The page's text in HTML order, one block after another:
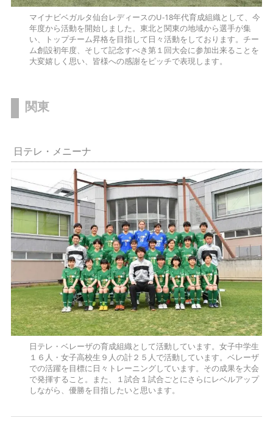
マイナビベガルタ仙台レディースのU-18年代育成組織として、今
年度から活動を開始しました。東北と関東の地域から選手が集
い、トップチーム昇格を目指して日々活動をしております。チー
ム創設初年度、そして記念すべき第１回大会に参加出来ることを
大変嬉しく思い、皆様への感謝をピッチで表現します。
関東
日テレ・メニーナ
日テレ・ベレーザの育成組織として活動しています。女子中学生
１６人・女子高校生９人の計２５人で活動しています。ベレーザ
での活躍を目標に日々トレーニングしています。その成果を大会
で発揮すること。また、１試合１試合ごとにさらにレベルアップ
しながら、優勝を目指したいと思います。